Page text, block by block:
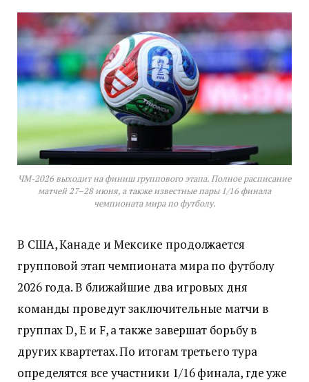
ЧМ-2026 выходит на финиш группового этапа. Полное расписание
матчей 27–28 июня, а также известные пары 1/16 финала
чемпионата мира по футболу.
В США, Канаде и Мексике продолжается
групповой этап чемпионата мира по футболу
2026 года. В ближайшие два игровых дня
команды проведут заключительные матчи в
группах D, E и F, а также завершат борьбу в
других квартетах. По итогам третьего тура
определятся все участники 1/16 финала, где уже